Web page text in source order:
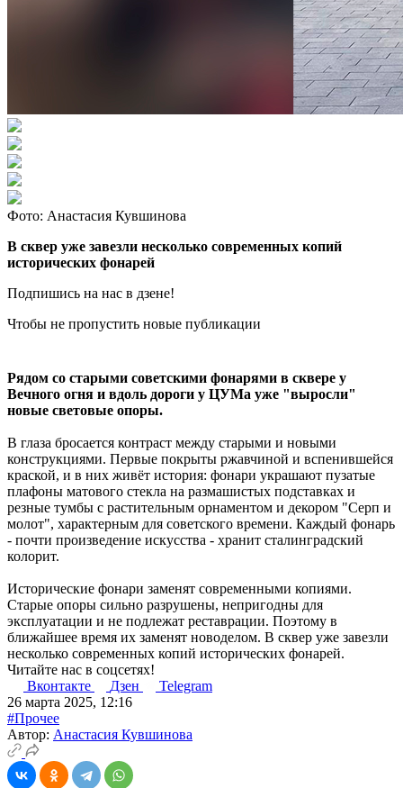
Фото: Анастасия Кувшинова
В сквер уже завезли несколько современных копий
исторических фонарей
Подпишись на нас в дзене!
Чтобы не пропустить новые публикации
Рядом со старыми советскими фонарями в сквере у
Вечного огня и вдоль дороги у ЦУМа уже "выросли"
новые световые опоры.
В глаза бросается контраст между старыми и новыми
конструкциями. Первые покрыты ржавчиной и вспенившейся
краской, и в них живёт история: фонари украшают пузатые
плафоны матового стекла на размашистых подставках и
резные тумбы с растительным орнаментом и декором "Серп и
молот", характерным для советского времени. Каждый фонарь
- почти произведение искусства - хранит сталинградский
колорит.
Исторические фонари заменят современными копиями.
Старые опоры сильно разрушены, непригодны для
эксплуатации и не подлежат реставрации. Поэтому в
ближайшее время их заменят новоделом. В сквер уже завезли
несколько современных копий исторических фонарей.
Читайте нас в соцсетях!
Вконтакте
Дзен
Telegram
26 марта 2025, 12:16
#Прочее
Автор: Анастасия Кувшинова